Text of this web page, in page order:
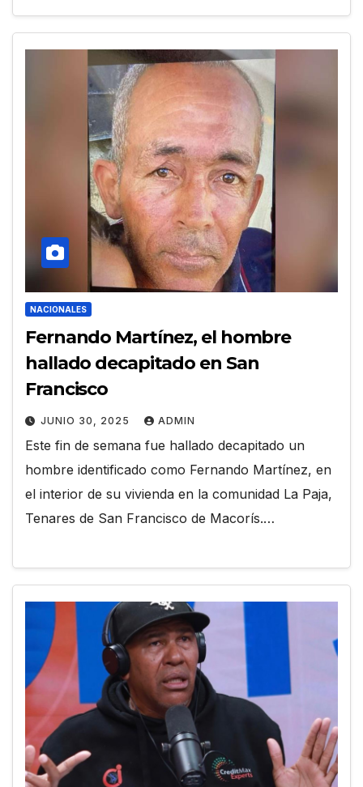
NACIONALES
Fernando Martínez, el hombre
hallado decapitado en San
Francisco
JUNIO 30, 2025 ADMIN
Este fin de semana fue hallado decapitado un
hombre identificado como Fernando Martínez, en
el interior de su vivienda en la comunidad La Paja,
Tenares de San Francisco de Macorís.…